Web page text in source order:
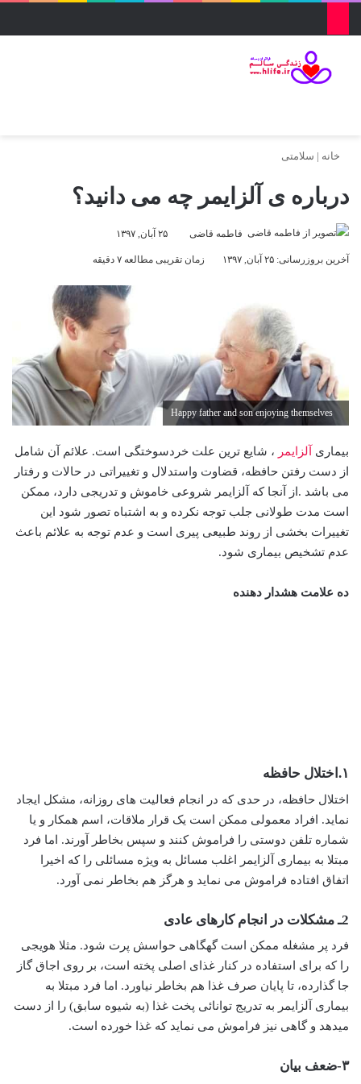
خانه | سلامتی
درباره ی آلزایمر چه می دانید؟
فاطمه قاضی ۲۵ آبان, ۱۳۹۷
آخرین بروزرسانی: ۲۵ آبان, ۱۳۹۷ زمان تقریبی مطالعه ۷ دقیقه
بیماری آلزایمر ، شایع ترین علت خردسوختگی است. علائم آن شامل
از دست رفتن حافظه، قضاوت واستدلال و تغییراتی در حالات و رفتار
می باشد .از آنجا که آلزایمر شروعی خاموش و تدریجی دارد، ممکن
است مدت طولانی جلب توجه نکرده و به اشتباه تصور شود این
تغییرات بخشی از روند طبیعی پیری است و عدم توجه به علائم باعث
عدم تشخیص بیماری شود.
ده علامت هشدار دهنده
۱.اختلال حافظه
اختلال حافظه، در حدی که در انجام فعالیت های روزانه، مشکل ایجاد
نماید. افراد معمولی ممکن است یک قرار ملاقات، اسم همکار و یا
شماره تلفن دوستی را فراموش کنند و سپس بخاطر آورند. اما فرد
مبتلا به بیماری آلزایمر اغلب مسائل به ویژه مسائلی را که اخیرا
اتفاق افتاده فراموش می نماید و هرگز هم بخاطر نمی آورد.
2ـ مشکلات در انجام کارهای عادی
فرد پر مشغله ممکن است گهگاهی حواسش پرت شود. مثلا هویجی
را که برای استفاده در کنار غذای اصلی پخته است، بر روی اجاق گاز
جا گذارده، تا پایان صرف غذا هم بخاطر نیاورد. اما فرد مبتلا به
بیماری آلزایمر به تدریج توانائی پخت غذا (به شیوه سابق) را از دست
میدهد و گاهی نیز فراموش می نماید که غذا خورده است.
۳-ضعف بیان